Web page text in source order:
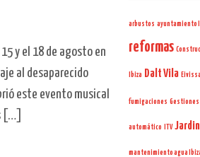
y el 18 de agosto en
al desaparecido
este evento musical
[…]
arbustos ayuntamiento
reformas
Ibiza Dalt Vila Eivissa
fumigaciones Gestiones
automático ITV
mantenimiento agua